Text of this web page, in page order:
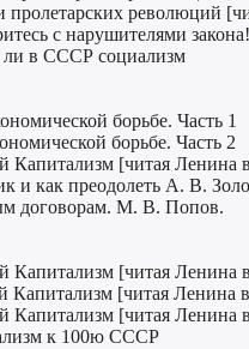
пролетарских революций
с нарушителями закона!
в СССР социализм
борьбе. Часть 1
борьбе. Часть 2
Капитализм [читая
и как преодолеть А. В.
договорам. М. В. Попов.
Капитализм [читая
Капитализм [читая
Капитализм [читая
к 100ю СССР